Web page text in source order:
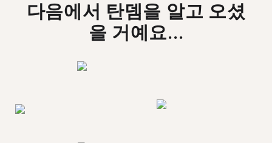
다음에서 탄뎀을 알고 오셨
을 거예요...